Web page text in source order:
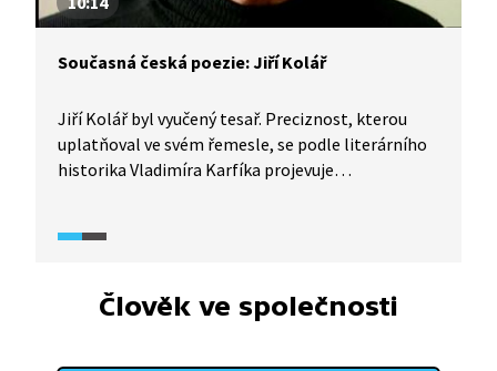
Současná česká poezie: Jiří Kolář
Jiří Kolář byl vyučený tesař. Preciznost, kterou
uplatňoval ve svém řemesle, se podle literárního
historika Vladimíra Karfíka projevuje
Šetlík je toho názoru, že Kolářovo výtvarnictví
Dále připomíná, že dílo tohoto slavného českého
básníka má pozitivní ohlas nejen v Evropě, ale
Člověk ve společnosti